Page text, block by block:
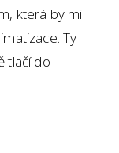
která by mi
Ty
tlačí do